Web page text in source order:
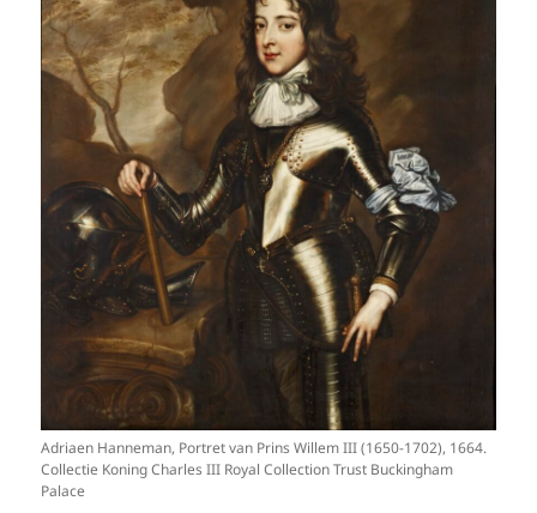
Adriaen Hanneman, Portret van Prins Willem III (1650-1702), 1664.
Collectie Koning Charles III Royal Collection Trust Buckingham
Palace